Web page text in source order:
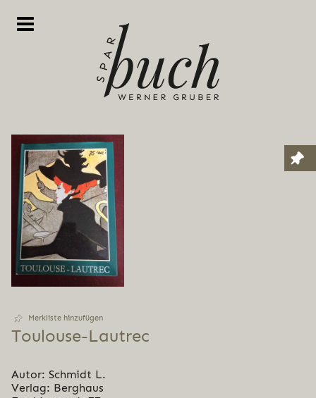
Merkliste hinzufügen
Toulouse-Lautrec
Autor: Schmidt L.
Verlag: Berghaus